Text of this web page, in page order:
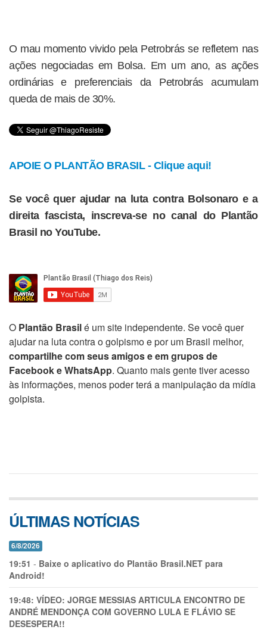
O mau momento vivido pela Petrobrás se refletem nas
ações negociadas em Bolsa. Em um ano, as ações
ordinárias e preferenciais da Petrobrás acumulam
queda de mais de 30%.
APOIE O PLANTÃO BRASIL - Clique aqui!
Se você quer ajudar na luta contra Bolsonaro e a
direita fascista, inscreva-se no canal do Plantão
Brasil no YouTube.
O Plantão Brasilé um site independente. Se você quer
ajudar na luta contra o golpismo e por um Brasil melhor,
compartilhe com seus amigos e em grupos de
Facebook e WhatsApp. Quanto mais gente tiver acesso
às informações, menos poder terá a manipulação da mídia
golpista.
ÚLTIMAS NOTÍCIAS
6/8/2026
19:51 - Baixe o aplicativo do Plantão Brasil.NET para
Android!
19:48: VÍDEO: JORGE MESSIAS ARTICULA ENCONTRO DE
ANDRÉ MENDONÇA COM GOVERNO LULA E FLÁVIO SE
DESESPERA!!